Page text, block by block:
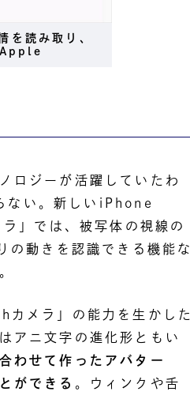
読み取り、
Apple
ロジーが活躍していたわ
ない。新しいiPhone
」では、被写体の視線の
の動きを認識できる機能な
メラ」の能力を生かした
アニ文字の進化形ともい
わせて作ったアバター
ができる 。ウィンクや舌